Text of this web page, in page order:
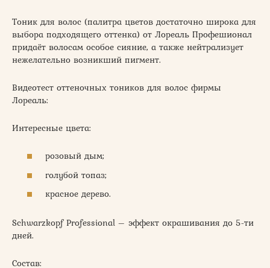
Тоник для волос (палитра цветов достаточно широка для
выбора подходящего оттенка) от Лореаль Профешионал
придаёт волосам особое сияние, а также нейтрализует
нежелательно возникший пигмент.
Видеотест оттеночных тоников для волос фирмы
Лореаль:
Интересные цвета:
розовый дым;
голубой топаз;
красное дерево.
Schwarzkopf Professional – эффект окрашивания до 5-ти
дней.
Состав: